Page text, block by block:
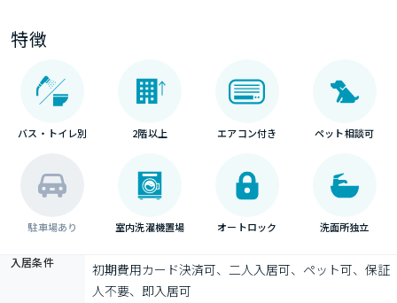
特徴
バス・トイレ別 2階以上 エアコン付き ペット相談可
駐車場あり 室内洗濯機置場 オートロック 洗面所独立
入居条件
初期費用カード決済可、二人入居可、ペット可、保証
人不要、即入居可